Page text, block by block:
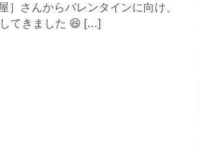
］さんからバレンタインに向け、
てきました 😆 […]